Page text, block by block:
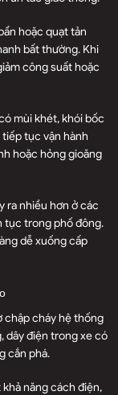
hoặc quạt tản
bất thường. Khi
công suất hoặc
mùi khét, khói bốc
tục vận hành
hoặc hỏng gioăng
ra nhiều hơn ở các
tục trong phố đông.
dễ xuống cấp
chập cháy hệ thống
dây điện trong xe có
cắn phá.
năng cách điện,